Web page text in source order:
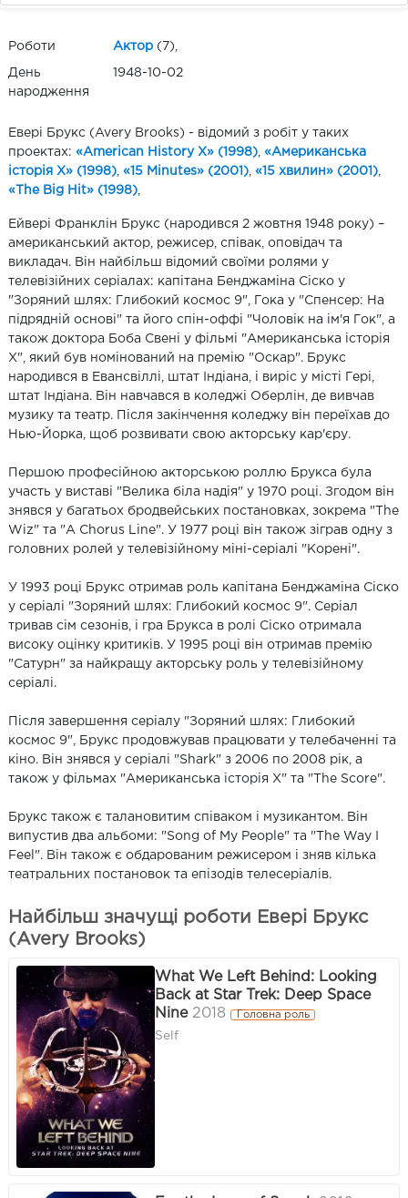
Роботи Актор (7),
День
народження
1948-10-02
Евері Брукс (Avery Brooks) - відомий з робіт у таких
проектах: «American History X» (1998) «Американська
історія Х» (1998) «15 Minutes» (2001) «15 хвилин» (2001)
«The Big Hit» (1998)
Ейвері Франклін Брукс (народився 2 жовтня 1948 року) –
американський актор, режисер, співак, оповідач та
викладач. Він найбільш відомий своїми ролями у
телевізійних серіалах: капітана Бенджаміна Сіско у
"Зоряний шлях: Глибокий космос 9", Гока у "Спенсер: На
підрядній основі" та його спін-оффі "Чоловік на ім'я Гок", а
також доктора Боба Свені у фільмі "Американська історія
X", який був номінований на премію "Оскар". Брукс
народився в Евансвіллі, штат Індіана, і виріс у місті Гері,
штат Індіана. Він навчався в коледжі Оберлін, де вивчав
музику та театр. Після закінчення коледжу він переїхав до
Нью-Йорка, щоб розвивати свою акторську кар'єру.
Першою професійною акторською роллю Брукса була
участь у виставі "Велика біла надія" у 1970 році. Згодом він
знявся у багатьох бродвейських постановках, зокрема "The
Wiz" та "A Chorus Line". У 1977 році він також зіграв одну з
головних ролей у телевізійному міні-серіалі "Корені".
У 1993 році Брукс отримав роль капітана Бенджаміна Сіско
у серіалі "Зоряний шлях: Глибокий космос 9". Серіал
тривав сім сезонів, і гра Брукса в ролі Сіско отримала
високу оцінку критиків. У 1995 році він отримав премію
"Сатурн" за найкращу акторську роль у телевізійному
серіалі.
Після завершення серіалу "Зоряний шлях: Глибокий
космос 9", Брукс продовжував працювати у телебаченні та
кіно. Він знявся у серіалі "Shark" з 2006 по 2008 рік, а
також у фільмах "Американська історія X" та "The Score".
Брукс також є талановитим співаком і музикантом. Він
випустив два альбоми: "Song of My People" та "The Way I
Feel". Він також є обдарованим режисером і зняв кілька
театральних постановок та епізодів телесеріалів.
Найбільш значущі роботи Евері Брукс
(Avery Brooks)
What We Left Behind: Looking
Back at Star Trek: Deep Space
Nine 2018 Головна роль
Self